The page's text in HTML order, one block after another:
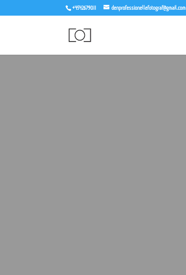
+4542679011 denprofessionellefotograf@gmail.com